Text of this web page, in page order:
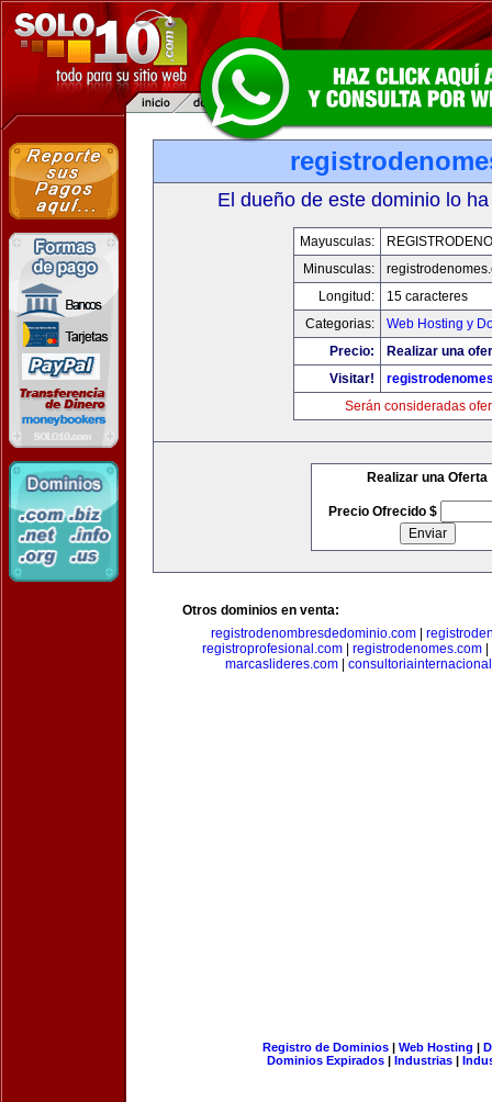
El dueño de este dominio lo
Mayusculas:
Minusculas:
Longitud:
15 caracteres
Categorias:
Web Hosting y
Precio:
Realizar una
Visitar!
Serán consideradas
Realizar una Oferta
Precio Ofrecido $
Otros dominios en venta:
registrodenombresdedominio.com|
registroprofesional.com| registrodenomes.com|
marcaslideres.com
Registro de Dominios| Web Hosting |
Dominios Expirados | Industrias |